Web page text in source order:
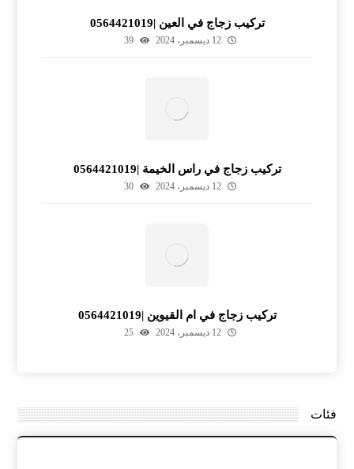
تركيب زجاج في العين |0564421019
12 ديسمبر، 2024 39
تركيب زجاج في راس الخيمة |0564421019
12 ديسمبر، 2024 30
تركيب زجاج في ام القيوين |0564421019
12 ديسمبر، 2024 25
فئات